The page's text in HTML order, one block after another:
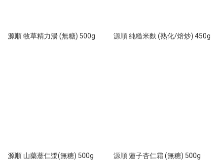
源順 牧草精力湯 (無糖) 500g 源順 純糙米麩 (熟化/焙炒) 450g
源順 山藥薏仁漿(無糖) 500g 源順 蓮子杏仁霜 (無糖) 500g